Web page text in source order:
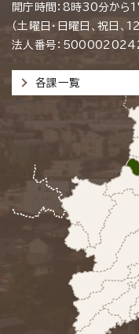
開庁時間：8時30分から
（土曜日・日曜日、祝日
法人番号：
各課一覧